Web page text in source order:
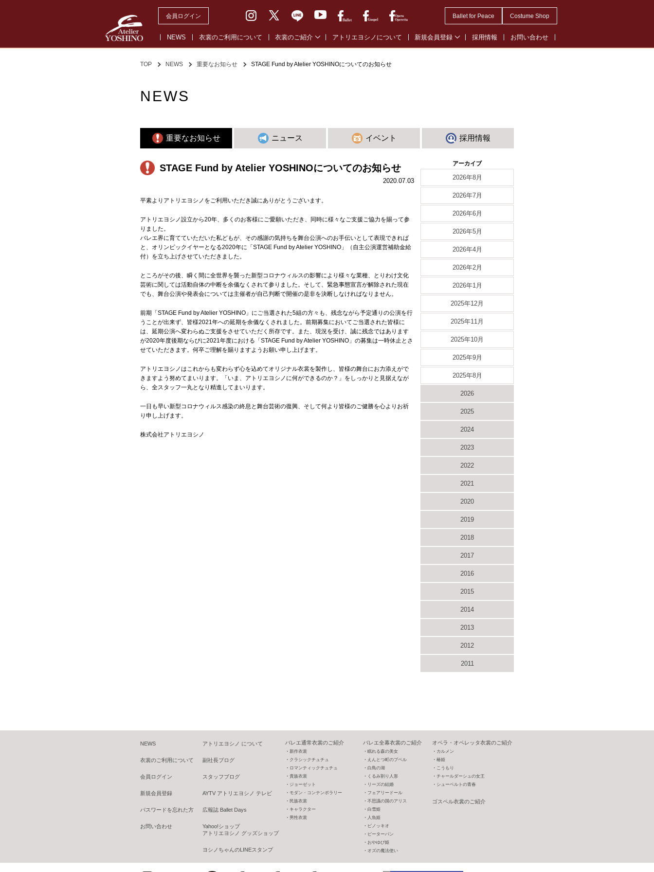
会員ログイン Ballet for Peace Costume Shop
NEWS 衣裳のご利用について 衣裳のご紹介 アトリエヨシノについて 新規会員登録 採用情報 お問い合わせ
TOP NEWS 重要なお知らせ STAGE Fund by Atelier YOSHINOについてのお知らせ
NEWS
重要なお知らせ ニュース イベント 採用情報
STAGE Fund by Atelier YOSHINOについてのお知らせ
2020.07.03
平素よりアトリエヨシノをご利用いただき誠にありがとうございます。
アトリエヨシノ設立から20年、多くのお客様にご愛願いただき、同時に様々なご支援ご協力を賜って参
りました。
バレエ界に育てていただいた私どもが、その感謝の気持ちを舞台公演へのお手伝いとして表現できれば
と、オリンピックイヤーとなる2020年に「STAGE Fund by Atelier YOSHINO」（自主公演運営補助金給
付）を立ち上げさせていただきました。
ところがその後、瞬く間に全世界を襲った新型コロナウィルスの影響により様々な業種、とりわけ文化
芸術に関しては活動自体の中断を余儀なくされて参りました。そして、緊急事態宣言が解除された現在
でも、舞台公演や発表会については主催者が自己判断で開催の是非を決断しなければなりません。
前期「STAGE Fund by Atelier YOSHINO」にご当選された5組の方々も、残念ながら予定通りの公演を行
うことが出来ず、皆様2021年への延期を余儀なくされました。前期募集においてご当選された皆様に
は、延期公演へ変わらぬご支援をさせていただく所存です。また、現況を受け、誠に残念ではあります
が2020年度後期ならびに2021年度における「STAGE Fund by Atelier YOSHINO」の募集は一時休止とさ
せていただきます。何卒ご理解を賜りますようお願い申し上げます。
アトリエヨシノはこれからも変わらず心を込めてオリジナル衣裳を製作し、皆様の舞台にお力添えがで
きますよう努めてまいります。「いま、アトリエヨシノに何ができるのか？」をしっかりと見据えなが
ら、全スタッフ一丸となり精進してまいります。
一日も早い新型コロナウィルス感染の終息と舞台芸術の復興、そして何より皆様のご健勝を心よりお祈
り申し上げます。
株式会社アトリエヨシノ
アーカイブ
2026年8月
2026年7月
2026年6月
2026年5月
2026年4月
2026年2月
2026年1月
2025年12月
2025年11月
2025年10月
2025年9月
2025年8月
2026
2025
2024
2023
2022
2021
2020
2019
2018
2017
2016
2015
2014
2013
2012
2011
NEWS
衣裳のご利用について
会員ログイン
新規会員登録
パスワードを忘れた方
お問い合わせ
アトリエヨシノ について
副社長ブログ
スタッフブログ
AYTV アトリエヨシノ テレビ
広報誌 Ballet Days
Yahoo!ショップ
アトリエヨシノ グッズショップ
ヨシノちゃんのLINEスタンプ
バレエ通常衣裳のご紹介
新作衣裳
クラシックチュチュ
ロマンティックチュチュ
貴族衣裳
ジョーゼット
モダン・コンテンポラリー
民族衣裳
キャラクター
男性衣裳
バレエ全幕衣裳のご紹介
眠れる森の美女
えんとつ町のプペル
白鳥の湖
くるみ割り人形
リーズの結婚
フェアリードール
不思議の国のアリス
白雪姫
人魚姫
ピノッキオ
ピーターパン
おやゆび姫
オズの魔法使い
オペラ・オペレッタ衣裳のご紹介
カルメン
椿姫
こうもり
チャールダーシュの女王
シューベルトの青春
ゴスペル衣裳のご紹介